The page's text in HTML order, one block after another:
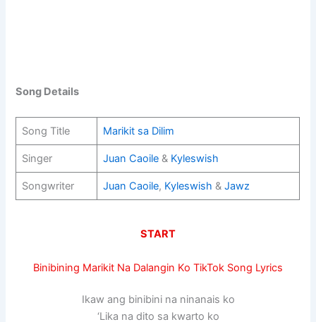
Song Details
Song Title Marikit sa Dilim
Singer Juan Caoile& Kyleswish
Songwriter Juan Caoile, Kyleswish & Jawz
START
Binibining Marikit Na Dalangin Ko TikTok Song Lyrics
Ikaw ang binibini na ninanais ko
‘Lika na dito sa kwarto ko